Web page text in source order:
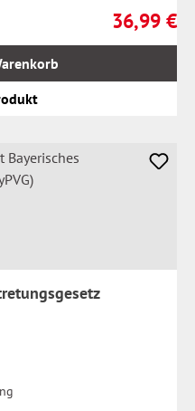
Regulärer
36,99 €